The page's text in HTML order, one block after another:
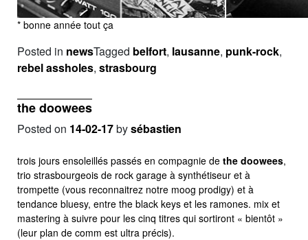
* bonne année tout ça
Posted in newsTagged belfort, lausanne, punk-rock,
rebel assholes, strasbourg
the doowees
Posted on 14-02-17bysébastien
trois jours ensoleillés passés en compagnie de the doowees,
trio strasbourgeois de rock garage à synthétiseur et à
trompette (vous reconnaitrez notre moog prodigy) et à
tendance bluesy, entre the black keys et les ramones. mix et
mastering à suivre pour les cinq titres qui sortiront « bientôt »
(leur plan de comm est ultra précis).